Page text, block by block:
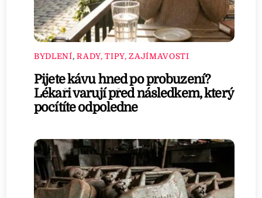
BYDLENÍ,RADY, TIPY, ZAJÍMAVOSTI
Pijete kávu hned po probuzení?
Lékaři varují před následkem, který
pocítíte odpoledne